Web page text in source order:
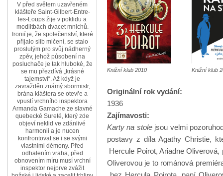
Knižní klub 2010 Knižní klub
Originální rok vydání:
1936
Zajímavosti:
Karty na stolejsou velmi
postavy z díla Agathy Christie,
Hercule Poirot, Ariadne
Oliverovou je to románová
V před světem uzavřeném
klášteře Saint-Gilbert-Entre-
les-Loups žije v poklidu a
modlitbách dvacet mnichů.
Ironií je, že společenství, které
přijalo slib mlčení, se stalo
proslulým pro svůj nádherný
zpěv, jehož působení na
posluchače je tak hluboké, že
se mu přezdívá „krásné
tajemství“. Až když je
zavražděn známý sbormistr,
brána kláštera se otevře a
vpustí vrchního inspektora
Armanda Gamache ze slavné
quebecké Sureté, který zde
objeví neklid ve zdánlivé
harmonii a je nucen
konfrontovat se i se svými
vlastními démony. Před
odhalením vraha, před
obnovením míru musí vrchní
inspektor nejprve zvážit